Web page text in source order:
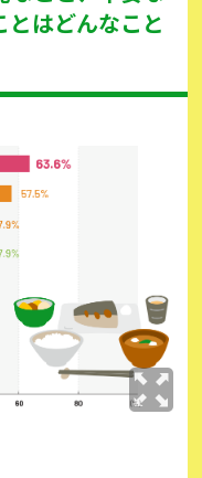
とはどんなこと